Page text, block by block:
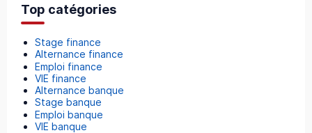
Top catégories
Stage finance
Alternance finance
Emploi finance
VIE finance
Alternance banque
Stage banque
Emploi banque
VIE banque